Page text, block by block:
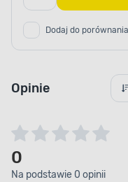
Dodaj do porównania
Opinie
0
Na podstawie 0 opinii